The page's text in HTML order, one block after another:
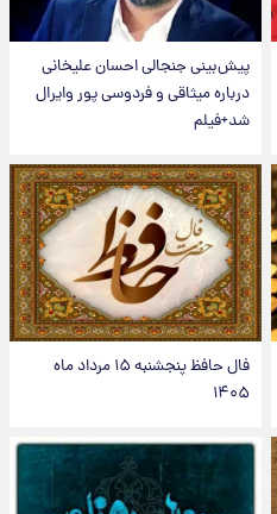
پیش‌بینی جنجالی احسان علیخانی
درباره میثاقی و فردوسی پور وایرال
شد+فیلم
فال حافظ پنجشنبه ۱۵ مرداد ماه
۱۴۰۵